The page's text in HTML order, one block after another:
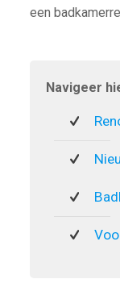
een
Navigeer